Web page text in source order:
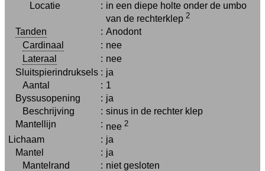
Locatie
: in een diepe holte onder de umbo
van de rechterklep 2
Tanden : Anodont
Cardinaal
: nee
Lateraal
: nee
Sluitspierindruksels : ja
Aantal
: 1
Byssusopening
: ja
Beschrijving
: sinus in de rechter klep
Mantellijn
: nee 2
Lichaam : ja
Mantel
: ja
Mantelrand
: niet gesloten